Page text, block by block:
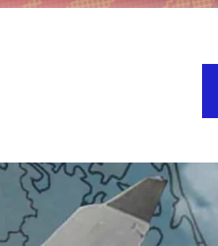
Посылки формировали
специальное
открытки.